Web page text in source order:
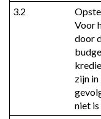
3.2
Voor
door
zijn
niet